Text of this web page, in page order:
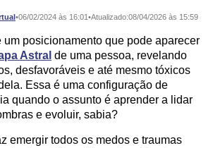
•06/02/2024 às 16:01•Atualizado:08/04/2026 às 15:59
um posicionamento que pode aparecer
Astral de uma pessoa, revelando
desfavoráveis e até mesmo tóxicos
Essa é uma configuração de
quando o assunto é aprender a lidar
e evoluir, sabia?
emergir todos os medos e traumas